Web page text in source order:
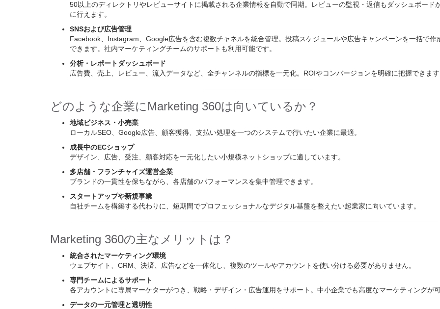
50以上のディレクトリやレビューサイトに掲載される企業情報を自動で同期。レビューの監視・返信もダッシュボード
に行えます。
SNSおよび広告管理
Facebook、Instagram、Google広告を含む複数チャネルを統合管理。投稿スケジュールや広告キャンペーンを一括で作
できます。社内マーケティングチームのサポートも利用可能です。
分析・レポートダッシュボード
広告費、売上、レビュー、流入データなど、全チャンネルの指標を一元化。ROIやコンバージョンを明確に把握できま
どのような企業にMarketing 360は向いているか？
地域ビジネス・小売業
ローカルSEO、Google広告、顧客獲得、支払い処理を一つのシステムで行いたい企業に最適。
成長中のECショップ
デザイン、広告、受注、顧客対応を一元化したい小規模ネットショップに適しています。
多店舗・フランチャイズ運営企業
ブランドの一貫性を保ちながら、各店舗のパフォーマンスを集中管理できます。
スタートアップや新規事業
自社チームを構築する代わりに、短期間でプロフェッショナルなデジタル基盤を整えたい起業家に向いています。
Marketing 360の主なメリットは？
統合されたマーケティング環境
ウェブサイト、CRM、決済、広告などを一体化し、複数のツールやアカウントを使い分ける必要がありません。
専門チームによるサポート
各アカウントに専属マーケターがつき、戦略・デザイン・広告運用をサポート。中小企業でも高度なマーケティングが
データの一元管理と透明性